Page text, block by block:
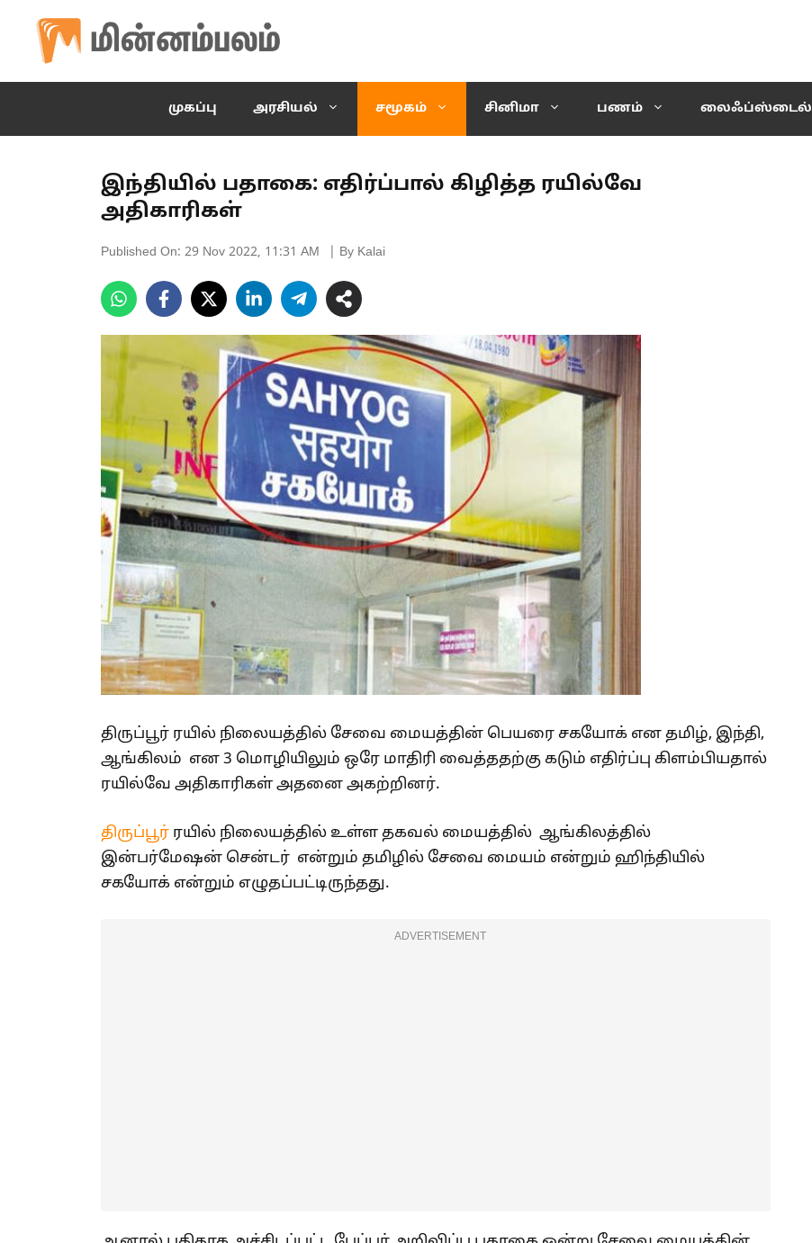
content
முகப்பு அரசியல் சமூகம் சினிமா பணம் லைஃப்ஸ்டைல்
இந்தியில் பதாகை: எதிர்ப்பால் கிழித்த ரயில்வே
அதிகாரிகள்
Published On: 29 Nov 2022, 11:31 AM | By Kalai
திருப்பூர் ரயில் நிலையத்தில் சேவை மையத்தின் பெயரை சகயோக் என தமிழ், இந்தி,
ஆங்கிலம் என 3 மொழியிலும் ஒரே மாதிரி வைத்ததற்கு கடும் எதிர்ப்பு கிளம்பியதால்
ரயில்வே அதிகாரிகள் அதனை அகற்றினர்.
திருப்பூர் ரயில் நிலையத்தில் உள்ள தகவல் மையத்தில் ஆங்கிலத்தில்
இன்பர்மேஷன் சென்டர் என்றும் தமிழில் சேவை மையம் என்றும் ஹிந்தியில்
சகயோக் என்றும் எழுதப்பட்டிருந்தது.
ADVERTISEMENT